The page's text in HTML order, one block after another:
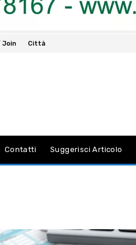
Join Città
Contatti Suggerisci Articolo